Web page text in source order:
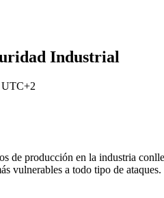
Industrial
UTC+2
de producción en la industria
vulnerables a todo tipo de ataques.